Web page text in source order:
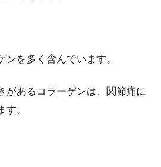
を多く含んでいます。
があるコラーゲンは、関節痛に
。